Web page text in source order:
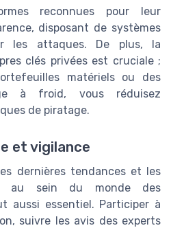
reconnues pour leur
disposant de systèmes
les attaques. De plus, la
clés privées est cruciale ;
matériels ou des
à froid, vous réduisez
de piratage.
et vigilance
dernières tendances et les
au sein du monde des
aussi essentiel. Participer à
suivre les avis des experts